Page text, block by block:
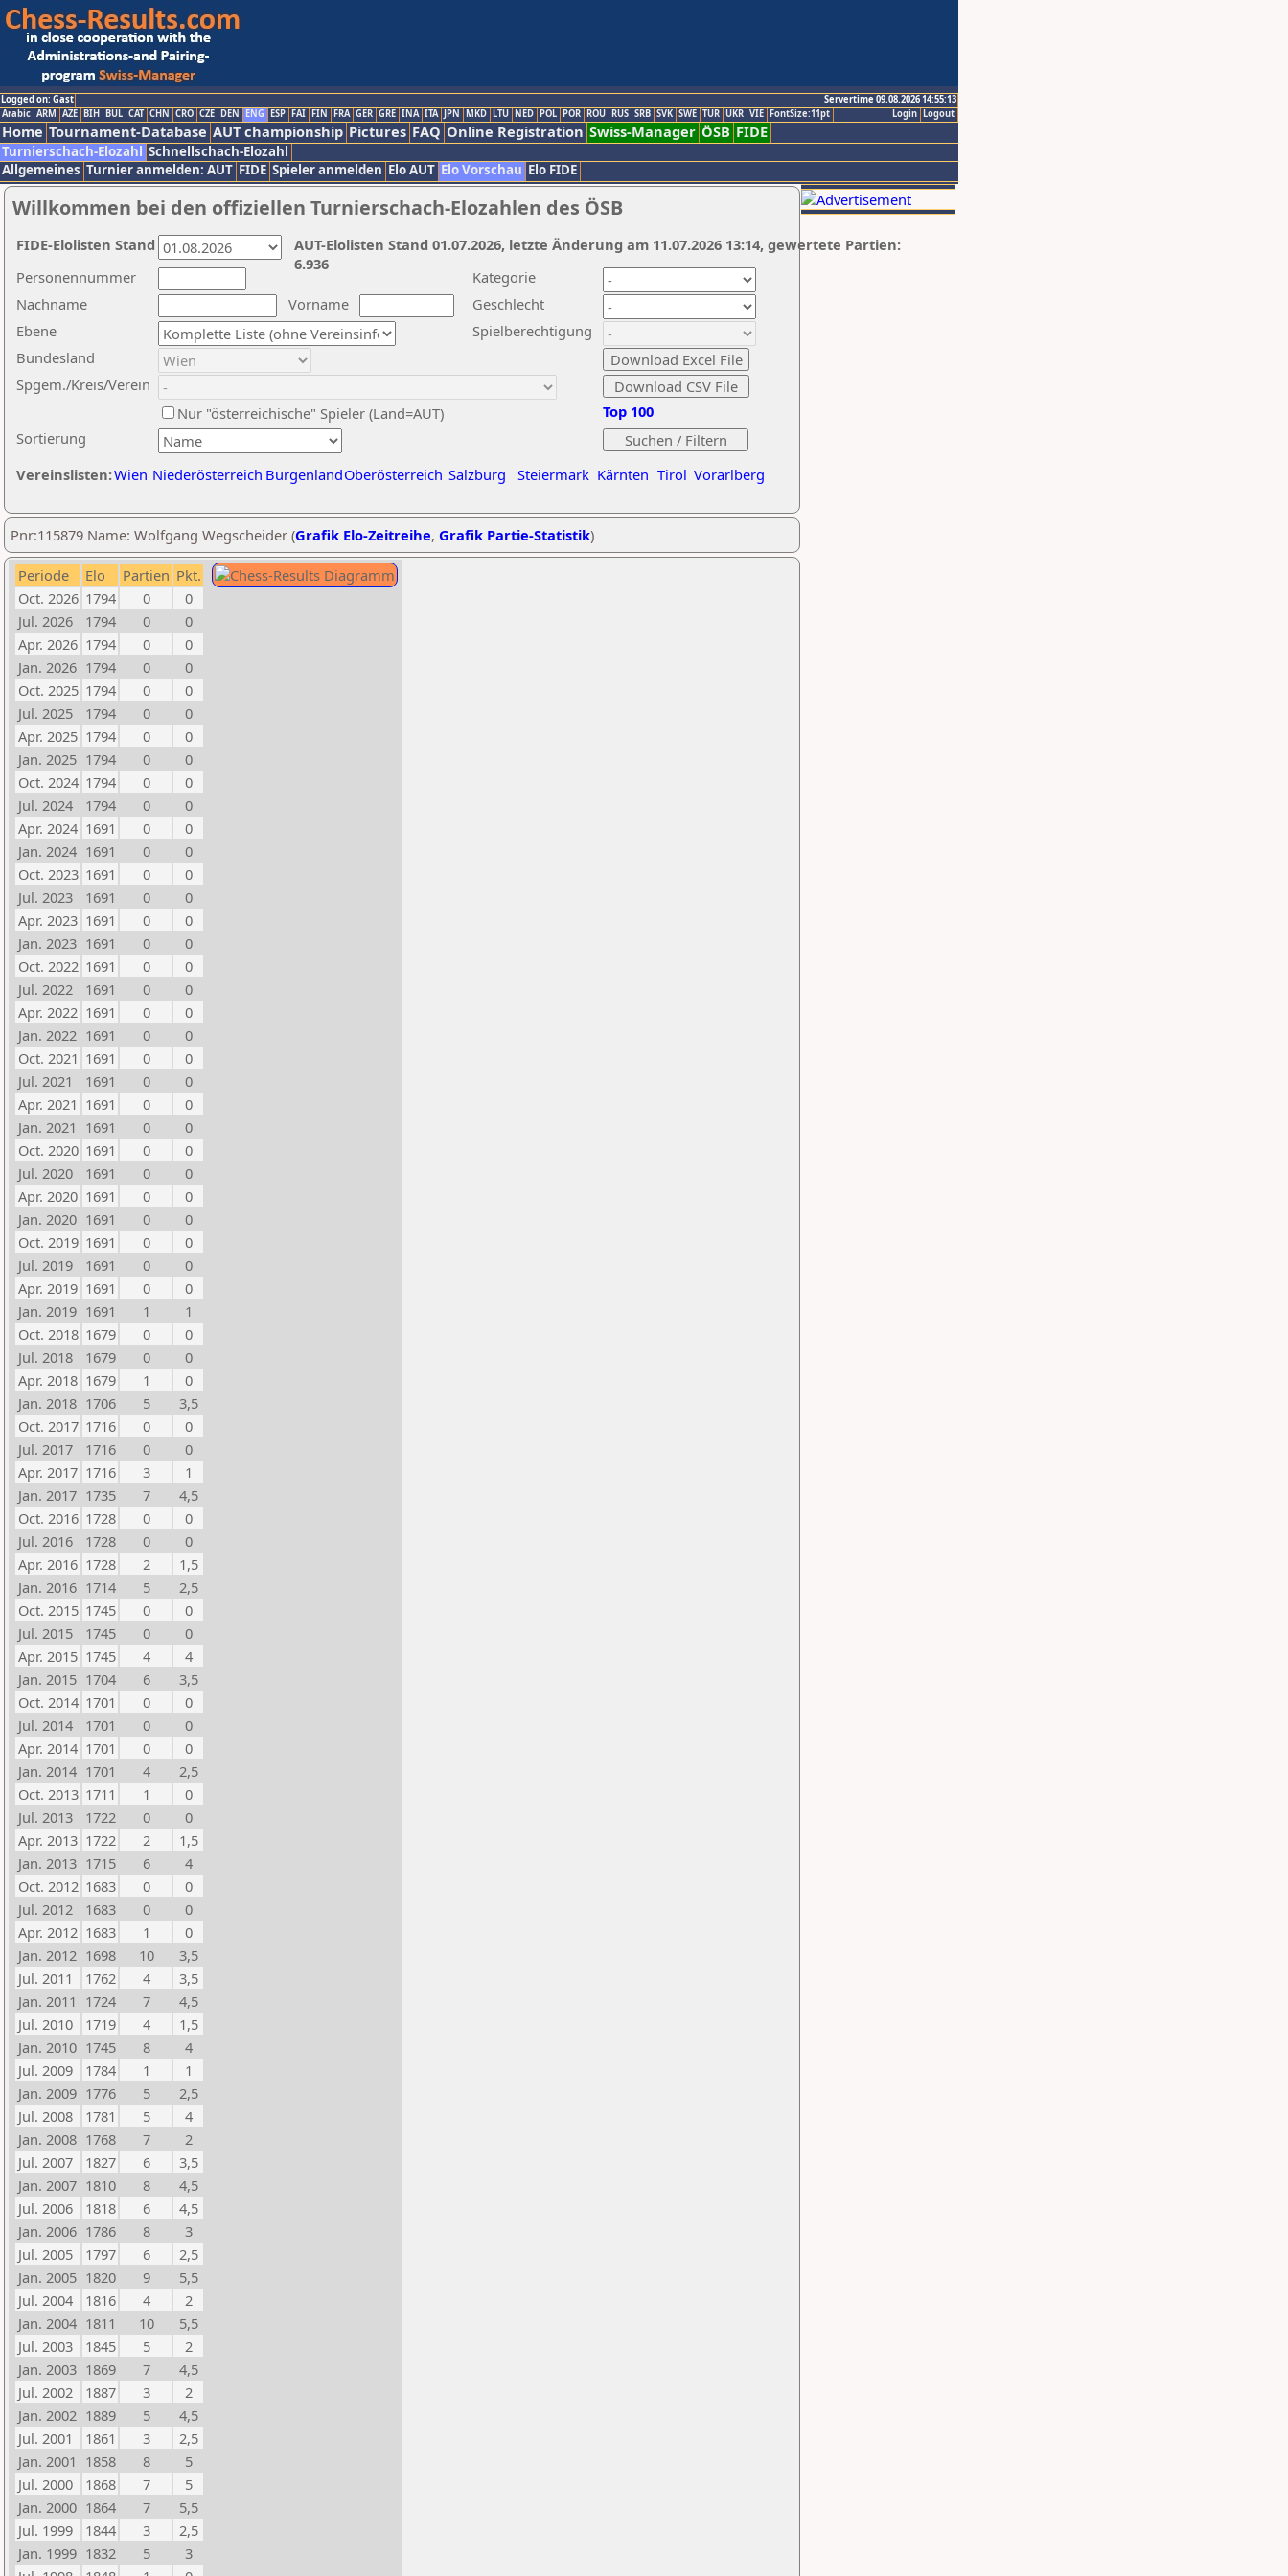
Logged on: Gast
Servertime 09.08.2026 14:55:13
Logout
Login
Arabic ARM AZE BIH BUL CAT CHN CRO CZE DEN ENG ESP FAI FIN FRA GER GRE INA ITA JPN MKD LTU NED POL POR ROU RUS SRB SVK SWE TUR UKR VIE FontSize:11pt
Home Tournament-Database AUT championship Pictures FAQ Online Registration Swiss-Manager ÖSB FIDE
Turnierschach-Elozahl Schnellschach-Elozahl
Allgemeines Turnier anmelden: AUT FIDE Spieler anmelden Elo AUT Elo Vorschau Elo FIDE
Willkommen bei den offiziellen Turnierschach-Elozahlen des ÖSB
Nachname
Vorname
Ebene
Kategorie
Sortierung
Personennummer
Bundesland
Spgem./Kreis/Verein
Geschlecht
Nur "österreichische" Spieler (Land=AUT)
Spielberechtigung
Vereinslisten:Wien Niederösterreich BurgenlandOberösterreich Salzburg Steiermark Kärnten Tirol Vorarlberg
Top 100
AUT-Elolisten Stand 01.07.2026, letzte Änderung am 11.07.2026 13:14, gewertete Partien:
6.936
FIDE-Elolisten Stand
Pnr:115879 Name: Wolfgang Wegscheider (Grafik Elo-Zeitreihe, Grafik Partie-Statistik)
Periode Elo Partien Pkt.
Oct. 2026 1794 0
0
Jul. 2026
1794 0
0
Apr. 2026 1794 0
0
Jan. 2026 1794 0
0
Oct. 2025 1794 0
0
Jul. 2025
1794 0
0
Apr. 2025 1794 0
0
Jan. 2025 1794 0
0
Oct. 2024 1794 0
0
Jul. 2024
1794 0
0
Apr. 2024 1691 0
0
Jan. 2024 1691 0
0
Oct. 2023 1691 0
0
Jul. 2023
1691 0
0
Apr. 2023 1691 0
0
Jan. 2023 1691 0
0
Oct. 2022 1691 0
0
Jul. 2022
1691 0
0
Apr. 2022 1691 0
0
Jan. 2022 1691 0
0
Oct. 2021 1691 0
0
Jul. 2021
1691 0
0
Apr. 2021 1691 0
0
Jan. 2021 1691 0
0
Oct. 2020 1691 0
0
Jul. 2020
1691 0
0
Apr. 2020 1691 0
0
Jan. 2020 1691 0
0
Oct. 2019 1691 0
0
Jul. 2019
1691 0
0
Apr. 2019 1691 0
0
Jan. 2019 1691 1
1
Oct. 2018 1679 0
0
Jul. 2018
1679 0
0
Apr. 2018 1679 1
0
Jan. 2018 1706 5
3,5
Oct. 2017 1716 0
0
Jul. 2017
1716 0
0
Apr. 2017 1716 3
1
Jan. 2017 1735 7
4,5
Oct. 2016 1728 0
0
Jul. 2016
1728 0
0
Apr. 2016 1728 2
1,5
Jan. 2016 1714 5
2,5
Oct. 2015 1745 0
0
Jul. 2015
1745 0
0
Apr. 2015 1745 4
4
Jan. 2015 1704 6
3,5
Oct. 2014 1701 0
0
Jul. 2014
1701 0
0
Apr. 2014 1701 0
0
Jan. 2014 1701 4
2,5
Oct. 2013 1711 1
0
Jul. 2013
1722 0
0
Apr. 2013 1722 2
1,5
Jan. 2013 1715 6
4
Oct. 2012 1683 0
0
Jul. 2012
1683 0
0
Apr. 2012 1683 1
0
Jan. 2012 1698 10
3,5
Jul. 2011
1762 4
3,5
Jan. 2011 1724 7
4,5
Jul. 2010
1719 4
1,5
Jan. 2010 1745 8
4
Jul. 2009
1784 1
1
Jan. 2009 1776 5
2,5
Jul. 2008
1781 5
4
Jan. 2008 1768 7
2
Jul. 2007
1827 6
3,5
Jan. 2007 1810 8
4,5
Jul. 2006
1818 6
4,5
Jan. 2006 1786 8
3
Jul. 2005
1797 6
2,5
Jan. 2005 1820 9
5,5
Jul. 2004
1816 4
2
Jan. 2004 1811 10
5,5
Jul. 2003
1845 5
2
Jan. 2003 1869 7
4,5
Jul. 2002
1887 3
2
Jan. 2002 1889 5
4,5
Jul. 2001
1861 3
2,5
Jan. 2001 1858 8
5
Jul. 2000
1868 7
5
Jan. 2000 1864 7
5,5
Jul. 1999
1844 3
2,5
Jan. 1999 1832 5
3